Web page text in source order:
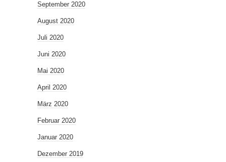
September 2020
August 2020
Juli 2020
Juni 2020
Mai 2020
April 2020
März 2020
Februar 2020
Januar 2020
Dezember 2019